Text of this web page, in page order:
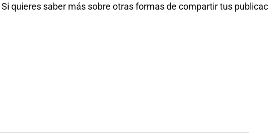
quieres saber más sobre otras formas de compartir tus